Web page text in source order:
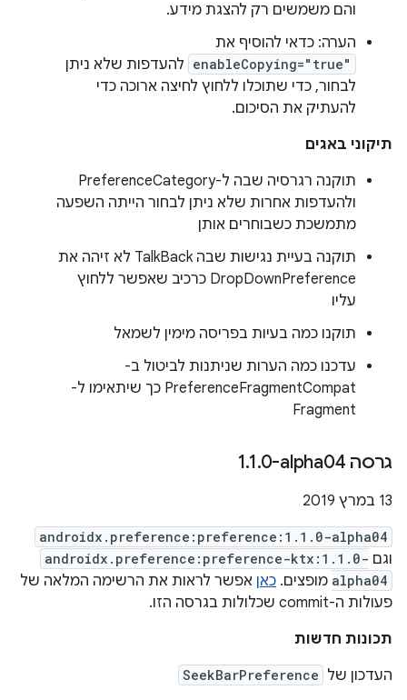
והם משמשים רק להצגת מידע.
הערה: כדאי להוסיף את
enableCopying="true" להעדפות שלא ניתן
לבחור, כדי שתוכלו ללחוץ לחיצה ארוכה כדי
להעתיק את הסיכום.
תיקוני באגים
תוקנה רגרסיה שבה ל-PreferenceCategory
ולהעדפות אחרות שלא ניתן לבחור הייתה השפעה
מתמשכת כשבוחרים אותן
תוקנה בעיית נגישות שבה TalkBack לא זיהה את
DropDownPreference כרכיב שאפשר ללחוץ
עליו
תוקנו כמה בעיות בפריסה מימין לשמאל
עדכנו כמה הערות שניתנות לביטול ב-
PreferenceFragmentCompat כך שיתאימו ל-
Fragment
גרסה ‎1 .1.0-alpha04
‫13 במרץ 2019
androidx.preference:preference:1.1.0-alpha04
וגם androidx.preference:preference-ktx:1.1.0-
alpha04 מופצים. כאן אפשר לראות את הרשימה המלאה של
פעולות ה-commit שכלולות בגרסה הזו.
תכונות חדשות
העדכון של SeekBarPreference